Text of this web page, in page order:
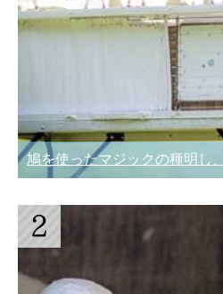
鳩を使ったマジックの種明し